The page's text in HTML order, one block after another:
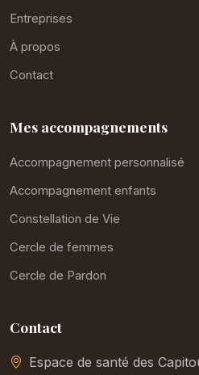
Entreprises
À propos
Contact
Mes accompagnements
Accompagnement personnalisé
Accompagnement enfants
Constellation de Vie
Cercle de femmes
Cercle de Pardon
Contact
Espace de santé des